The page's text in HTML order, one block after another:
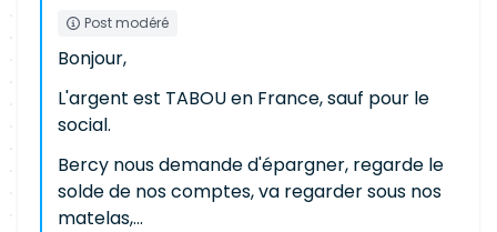
Post modéré
Bonjour,
L'argent est TABOU en France, sauf pour le
social.
Bercy nous demande d'épargner, regarde le
solde de nos comptes, va regarder sous nos
matelas,...